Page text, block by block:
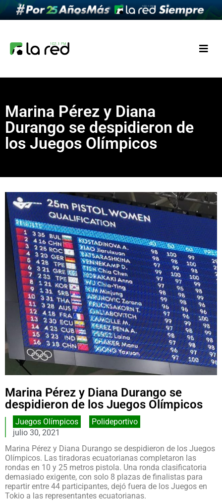
Marina Pérez y Diana
Durango se despidieron de
los Juegos Olímpicos
Marina Pérez y Diana Durango se
despidieron de los Juegos Olímpicos
Juegos Olímpicos
Polideportivo
julio 30, 2021
Marina Pérez y Diana Durango se despidieron de los Juegos
Olímpicos. Las tiradoras ecuatorianas completaron las
rondas en 10 y 25 metros pistola. Una ronda clasificatoria
demasiado exigente, con solo 8 plazas de finalistas para
repartir entre 44 participantes, dejó fuera de los Juegos en
Tokio a las representantes ecuatorianas.